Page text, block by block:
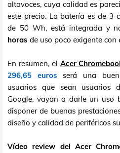
altavoces, cuya calidad es
este precio. La batería es de 3
de 50 Wh, está integrada y
horas de uso poco exigente
En resumen, el Acer
296,65 euros será una
usuarios que sean usuarios
Google, vayan a darle un uso
disponer de buenas
diseño y calidad de periféricos
Vídeo review del Acer